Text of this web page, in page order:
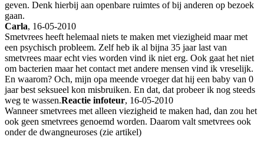
geven. Denk hierbij aan openbare ruimtes of bij anderen op bezoek
gaan.
Carla, 16-05-2010
Smetvrees heeft helemaal niets te maken met viezigheid maar met
een psychisch probleem. Zelf heb ik al bijna 35 jaar last van
smetvrees maar echt vies worden vind ik niet erg. Ook gaat het niet
om bacterien maar het contact met andere mensen vind ik vreselijk.
En waarom? Och, mijn opa meende vroeger dat hij een baby van 0
jaar best seksueel kon misbruiken. En dat, dat probeer ik nog steeds
weg te wassen.Reactie infoteur, 16-05-2010
Wanneer smetvrees met alleen viezigheid te maken had, dan zou het
ook geen smetvrees genoemd worden. Daarom valt smetvrees ook
onder de dwangneuroses (zie artikel)